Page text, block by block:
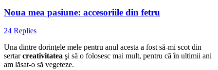
Noua mea pasiune: accesoriile din fetru
24 Replies
Una dintre dorinţele mele pentru anul acesta a fost să-mi scot din
sertarcreativitatea şi să o folosesc mai mult, pentru că în ultimii ani
am lăsat-o să vegeteze.